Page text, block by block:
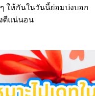
ให้กันในวันนี้ย่อมบ่งบอก
ดีแน่นอน